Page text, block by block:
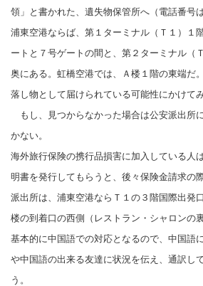
領 」と書かれた、 遺失物保管所へ（電話番号
浦東空港ならば、第１ターミナル（Ｔ１）１
ートと７号ゲートの間と、第２ターミナル（
奥にある。虹橋空港では、Ａ楼１階の東端だ。
落し物として届けられている可能性にかけてみ
もし、見つからなかった場合は公安派出所
かない。
海外旅行保険の携行品損害に加入している人
明書を発行してもらうと、後々保険金請求の
派出所は、浦東空港ならＴ１の３階国際出発
楼の到着口の西側（レストラン・シャロンの
基本的に中国語での対応となるので、中国語
や中国語の出来る友達に状況を伝え、通訳し
う。